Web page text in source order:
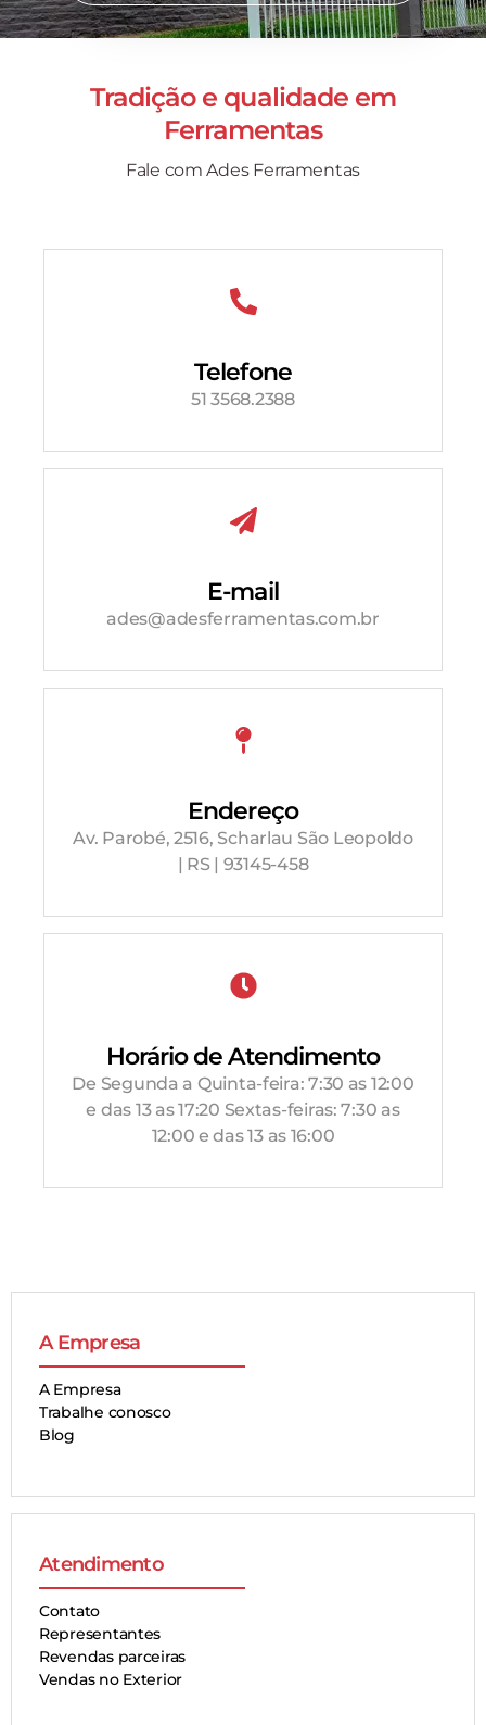
Tradição e qualidade em
Ferramentas
Fale com Ades Ferramentas
Telefone
51 3568.2388
E-mail
ades@adesferramentas.com.br
Endereço
Av. Parobé, 2516, Scharlau São Leopoldo
| RS | 93145-458
Horário de Atendimento
De Segunda a Quinta-feira: 7:30 as 12:00
e das 13 as 17:20 Sextas-feiras: 7:30 as
12:00 e das 13 as 16:00
A Empresa
A Empresa
Trabalhe conosco
Blog
Atendimento
Contato
Representantes
Revendas parceiras
Vendas no Exterior